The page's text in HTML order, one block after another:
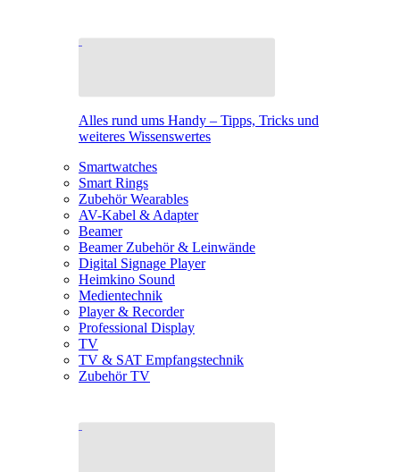
Alles rund ums Handy – Tipps, Tricks und
weiteres Wissenswertes
Smartwatches
Smart Rings
Zubehör Wearables
AV-Kabel & Adapter
Beamer
Beamer Zubehör & Leinwände
Digital Signage Player
Heimkino Sound
Medientechnik
Player & Recorder
Professional Display
TV
TV & SAT Empfangstechnik
Zubehör TV